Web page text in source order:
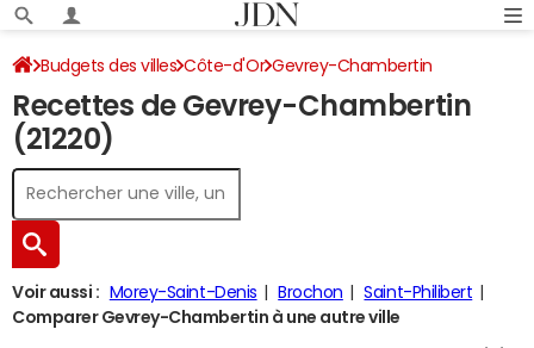
Budgets des villes Côte-d'Or Gevrey-Chambertin
Recettes 2024
Recettes de Gevrey-Chambertin
(21220)
Voir aussi : Morey-Saint-Denis Brochon
Saint-Philibert
Comparer Gevrey-Chambertin à une autre ville